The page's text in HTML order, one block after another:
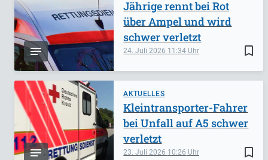
bookmark_border
24. Juli 2026 11:34
Jährige rennt bei Rot
über Ampel und wird
schwer verletzt
AKTUELLES
bookmark_border
23. Juli 2026 10:26
Kleintransporter-Fahrer
bei Unfall auf A5 schwer
verletzt